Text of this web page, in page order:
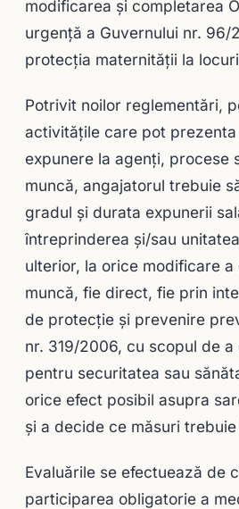
modificarea şi completarea
urgenţă a Guvernului nr. 96/
protecţia maternităţii la
Potrivit noilor reglementări,
activităţile care pot
expunere la agenţi, procese
muncă, angajatorul trebuie
gradul şi durata expunerii
întreprinderea şi/sau
ulterior, la orice modificare
muncă, fie direct, fie prin
de protecţie şi prevenire
nr. 319/2006, cu scopul de
pentru securitatea sau
orice efect posibil asupra
și a decide ce măsuri
Evaluările se efectuează de
participarea obligatorie a